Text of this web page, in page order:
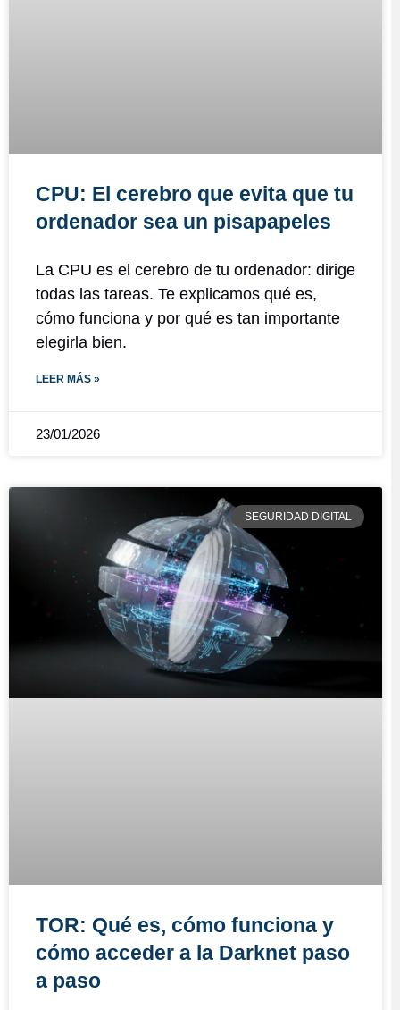
CPU: El cerebro que evita que tu
ordenador sea un pisapapeles
La CPU es el cerebro de tu ordenador: dirige
todas las tareas. Te explicamos qué es,
cómo funciona y por qué es tan importante
elegirla bien.
LEER MÁS »
23/01/2026
SEGURIDAD DIGITAL
TOR: Qué es, cómo funciona y
cómo acceder a la Darknet paso
a paso